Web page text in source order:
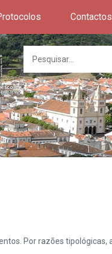
Contactos
Por razões tipológicas,